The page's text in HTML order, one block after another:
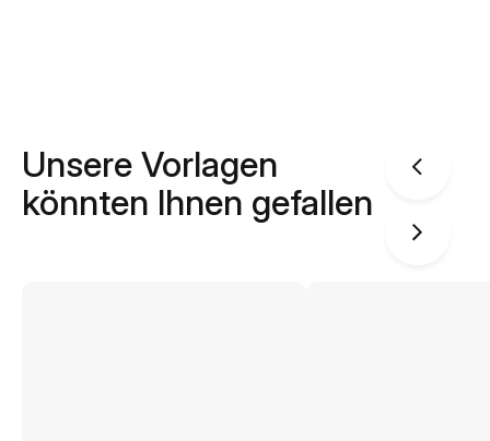
Unsere Vorlagen
könnten Ihnen gefallen